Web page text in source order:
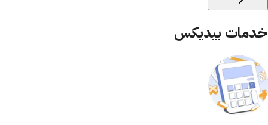
خدمات بيديكس